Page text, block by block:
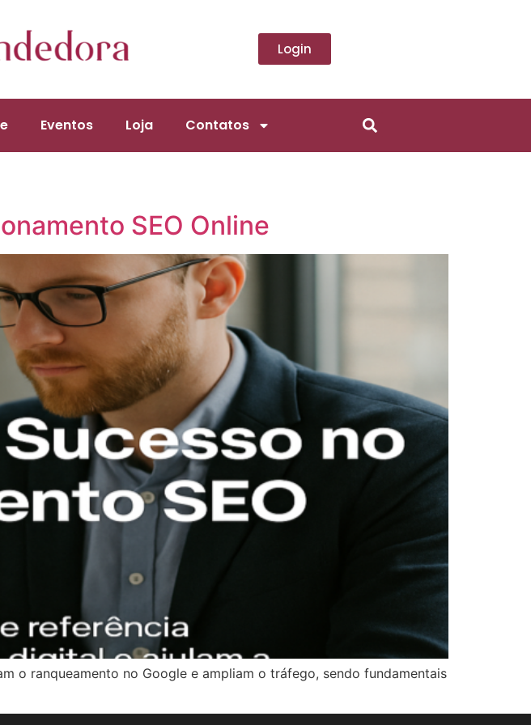
Login
Eventos Loja Contatos
SEO Online
o ranqueamento no Google e ampliam o tráfego, sendo fundamentais